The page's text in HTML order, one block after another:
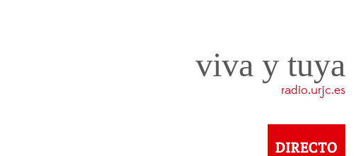
viva y tuya
radio.urjc.es